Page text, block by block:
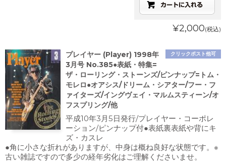
¥2,000(税込)
クリックポスト他可
プレイヤー (Player) 1998年
3月号 No.385●表紙・特集=
ザ・ローリング・ストーンズ/ピンナップ=トム・
モレロ●オアシス/ドリーム・シアター/フー・フ
ァイターズ/イングヴェイ・マルムスティーン/オ
フスプリング/他
平成10年3月5日発行/プレイヤー・コーポレ
ーション/ピンナップ付●表紙裏表紙や背にキ
ズ・カスレ
●角に小さな折れがありますが、中身は概ね良好な状態です。※
古い雑誌ですので多少の経年劣化はご理解くださいませ。